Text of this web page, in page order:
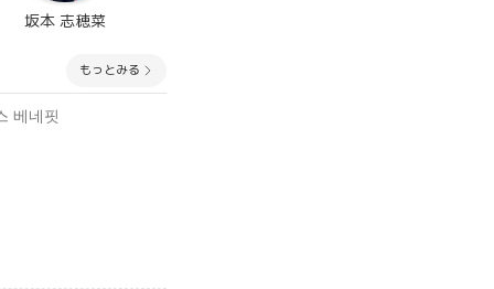
坂本 志穂菜
もっとみる
베네핏